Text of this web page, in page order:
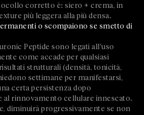
corretto è: siero + crema, in
più leggera alla più densa.
o scompaiono se smetto di
Peptide sono legati all'uso
come accade per qualsiasi
strutturali (densità, tonicità,
settimane per manifestarsi,
certa persistenza dopo
al rinnovamento cellulare innescato.
diminuirà progressivamente se non